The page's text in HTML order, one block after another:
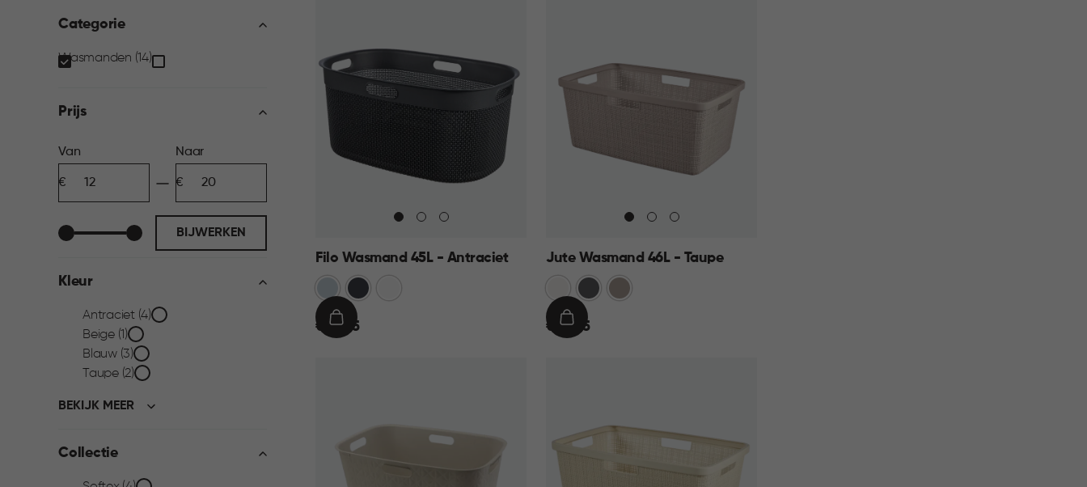
Categorie
Categorie
filter
Wasmanden (14)
Prijs
Prijs
filter
Van
Naar
BIJWERKEN
Kleur
Kleur
filter
Antraciet (4)
Beige (1)
Blauw (3)
Taupe (2)
BEKIJK MEER
Collectie
Filo Wasmand 45L - Antraciet
BlauwAntraciet
€€ 13,95
IN
Jute Wasmand 46L - Taupe
Antraciet
Taupe
€€ 14,95
IN